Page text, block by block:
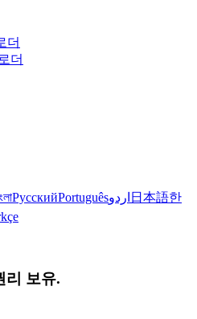
더
더
РусскийPortuguêsاردو 日本語한
리 보유.